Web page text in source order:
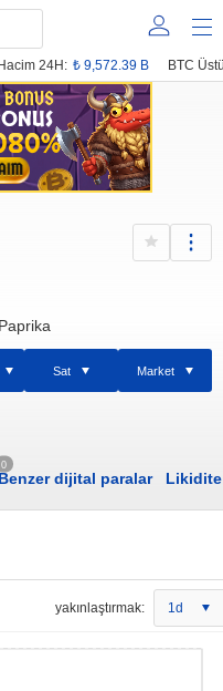
Hacim 24H: ₺ 9,572.39 B BTC
Sat Market
0
Benzer dijital paralar Likidite
yakınlaştırmak: 1d